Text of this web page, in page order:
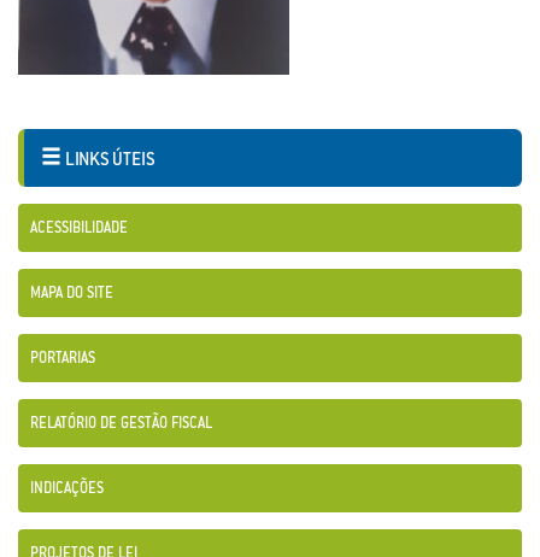
LINKS ÚTEIS
ACESSIBILIDADE
MAPA DO SITE
PORTARIAS
RELATÓRIO DE GESTÃO FISCAL
INDICAÇÕES
PROJETOS DE LEI